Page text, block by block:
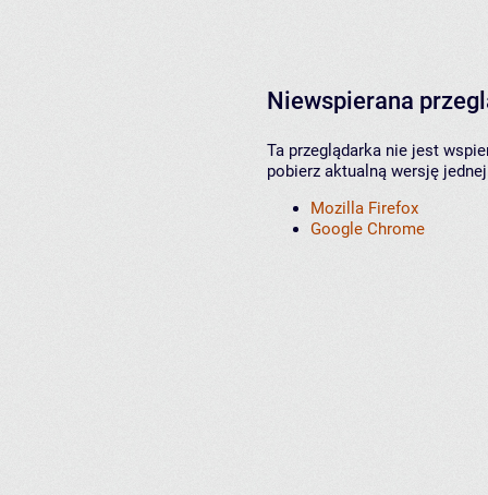
Niewspierana
Ta przeglądarka nie jest
pobierz aktualną wersję
Mozilla Firefox
Google Chrome